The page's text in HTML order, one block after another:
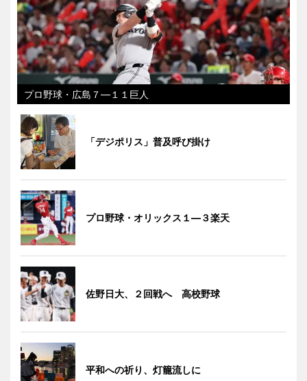
プロ野球・広島７―１１巨人
「デジポリス」普及呼び掛け
プロ野球・オリックス１―３楽天
佐野日大、２回戦へ 高校野球
平和への祈り、灯籠流しに